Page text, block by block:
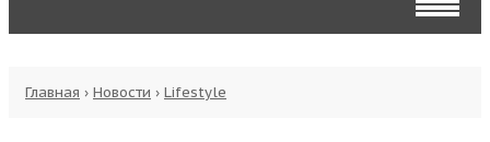
Главная › Новости › Lifestyle